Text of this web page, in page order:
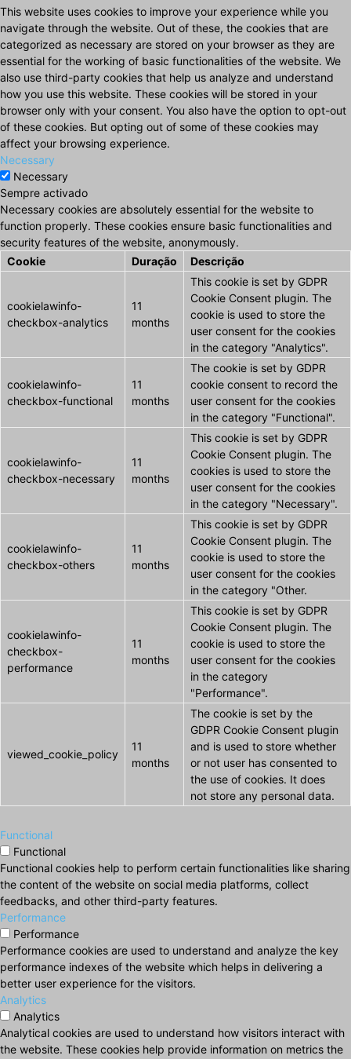
This website uses cookies to improve your experience while you
navigate through the website. Out of these, the cookies that are
categorized as necessary are stored on your browser as they are
essential for the working of basic functionalities of the website. We
also use third-party cookies that help us analyze and understand
how you use this website. These cookies will be stored in your
browser only with your consent. You also have the option to opt-out
of these cookies. But opting out of some of these cookies may
affect your browsing experience.
Necessary
Necessary
Sempre activado
Necessary cookies are absolutely essential for the website to
function properly. These cookies ensure basic functionalities and
security features of the website, anonymously.
Cookie
Duração Descrição
cookielawinfo-
checkbox-analytics
11
months
This cookie is set by GDPR
Cookie Consent plugin. The
cookie is used to store the
user consent for the cookies
in the category "Analytics".
cookielawinfo-
checkbox-functional
11
months
The cookie is set by GDPR
cookie consent to record the
user consent for the cookies
in the category "Functional".
cookielawinfo-
checkbox-necessary
11
months
This cookie is set by GDPR
Cookie Consent plugin. The
cookies is used to store the
user consent for the cookies
in the category "Necessary".
cookielawinfo-
checkbox-others
11
months
This cookie is set by GDPR
Cookie Consent plugin. The
cookie is used to store the
user consent for the cookies
in the category "Other.
cookielawinfo-
checkbox-
performance
11
months
This cookie is set by GDPR
Cookie Consent plugin. The
cookie is used to store the
user consent for the cookies
in the category
"Performance".
viewed_cookie_policy
11
months
The cookie is set by the
GDPR Cookie Consent plugin
and is used to store whether
or not user has consented to
the use of cookies. It does
not store any personal data.
Functional
Functional
Functional cookies help to perform certain functionalities like sharing
the content of the website on social media platforms, collect
feedbacks, and other third-party features.
Performance
Performance
Performance cookies are used to understand and analyze the key
performance indexes of the website which helps in delivering a
better user experience for the visitors.
Analytics
Analytics
Analytical cookies are used to understand how visitors interact with
the website. These cookies help provide information on metrics the